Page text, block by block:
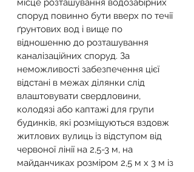
місце розташування водозабірних
споруд повинно бути вверх по течії
ґрунтових вод і вище по
відношенню до розташування
каналізаційних споруд. За
неможливості забезпечення цієї
відстані в межах ділянки слід
влаштовувати свердловини,
колодязі або каптажі для групи
будинків, які розміщуються вздовж
житлових вулиць із відступом від
червоної лінії на 2,5-3 м, на
майданчиках розміром 2,5 м х 3 м із